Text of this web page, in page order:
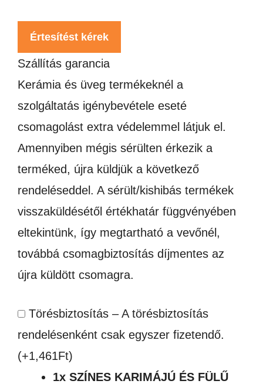
Értesítést kérek
Szállítás garancia
Kerámia és üveg termékeknél a
szolgáltatás igénybevétele eseté
csomagolást extra védelemmel látjuk el.
Amennyiben mégis sérülten érkezik a
terméked, újra küldjük a következő
rendeléseddel. A sérült/kishibás termékek
visszaküldésétől értékhatár függvényében
eltekintünk, így megtartható a vevőnél,
továbbá csomagbiztosítás díjmentes az
újra küldött csomagra.
Törésbiztosítás – A törésbiztosítás
rendelésenként csak egyszer fizetendő.
(+1,461Ft)
1x SZÍNES KARIMÁJÚ ÉS FÜLŰ